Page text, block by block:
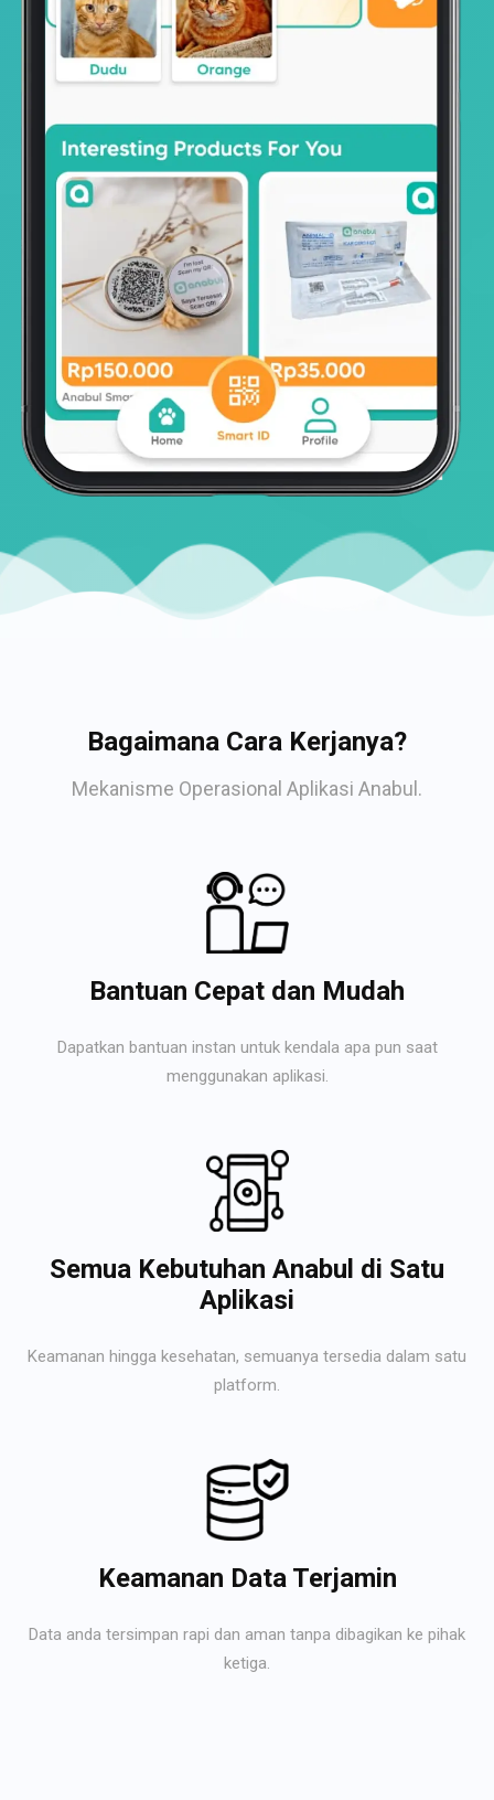
Bagaimana Cara Kerjanya?
Mekanisme Operasional Aplikasi Anabul.
Bantuan Cepat dan Mudah
Dapatkan bantuan instan untuk kendala apa pun saat
menggunakan aplikasi.
Semua Kebutuhan Anabul di Satu
Aplikasi
Keamanan hingga kesehatan, semuanya tersedia dalam satu
platform.
Keamanan Data Terjamin
Data anda tersimpan rapi dan aman tanpa dibagikan ke pihak
ketiga.